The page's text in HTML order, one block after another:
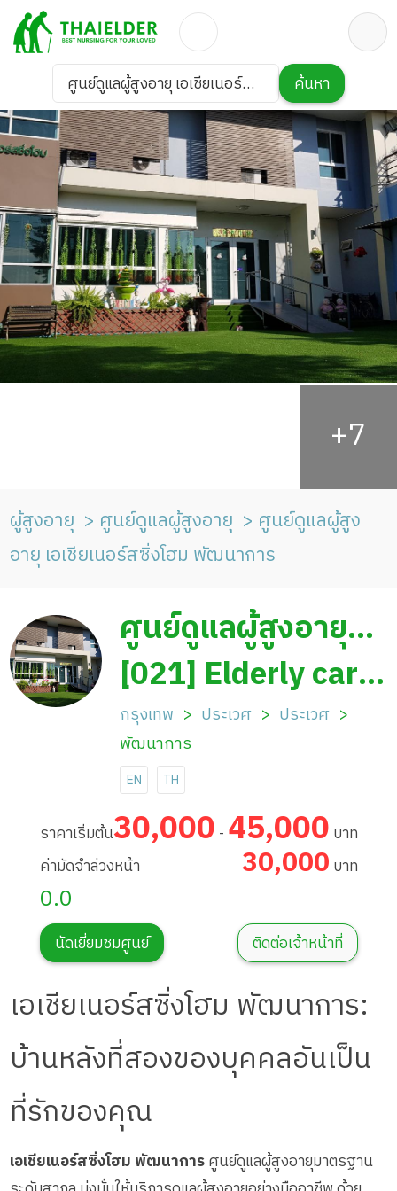
ศูนย์ดูแลผู้สูงอายุ เอเชียเนอร์ส
ซิ่งโฮม พัฒนาการ
ค้นหา
ผู้สูงอายุ ศูนย์ดูแลผู้สูงอายุ
ศูนย์ดูแลผู้สูง
อายุ เอเชียเนอร์สซิ่งโฮม พัฒนาการ
ศูนย์ดูแลผู้สูงอายุ
ศูนย์ดูแลผู้สูงอายุ เอ
เชียเนอร์สซิ่งโฮม
พัฒนาการ
[021] Elderly care
center Asian
Nursing Home
Phatthanakan
กรุงเทพ ประเวศ
ประเวศ
พัฒนาการ
EN TH
ราคาเริ่มต้น30,000 - 45,000 บาท
ค่ามัดจำล่วงหน้า
30,000 บาท
0.0
นัดเยี่ยมชมศูนย์ ติดต่อเจ้าหน้าที่
เอเชียเนอร์สซิ่งโฮม พัฒนาการ:
บ้านหลังที่สองของบุคคลอันเป็น
ที่รักของคุณ
เอเชียเนอร์สซิ่งโฮม พัฒนาการศูนย์ดูแลผู้สูงอายุมาตรฐาน